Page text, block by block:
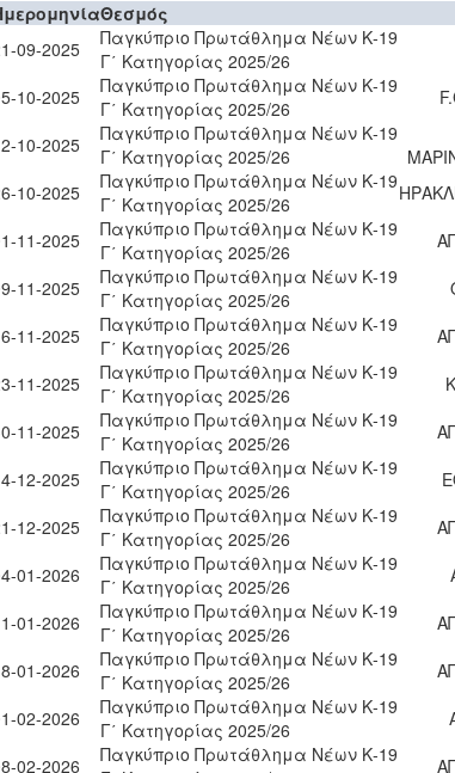
Θεσμός
09-2025
Παγκύπριο Πρωτάθλημα Νέων Κ-19
Γ΄ Κατηγορίας 2025/26
10-2025
Παγκύπριο Πρωτάθλημα Νέων Κ-19
Γ΄ Κατηγορίας 2025/26
10-2025
Παγκύπριο Πρωτάθλημα Νέων Κ-19
Γ΄ Κατηγορίας 2025/26
10-2025
Παγκύπριο Πρωτάθλημα Νέων Κ-19
Γ΄ Κατηγορίας 2025/26
11-2025
Παγκύπριο Πρωτάθλημα Νέων Κ-19
Γ΄ Κατηγορίας 2025/26
11-2025
Παγκύπριο Πρωτάθλημα Νέων Κ-19
Γ΄ Κατηγορίας 2025/26
11-2025
Παγκύπριο Πρωτάθλημα Νέων Κ-19
Γ΄ Κατηγορίας 2025/26
11-2025
Παγκύπριο Πρωτάθλημα Νέων Κ-19
Γ΄ Κατηγορίας 2025/26
11-2025
Παγκύπριο Πρωτάθλημα Νέων Κ-19
Γ΄ Κατηγορίας 2025/26
12-2025
Παγκύπριο Πρωτάθλημα Νέων Κ-19
Γ΄ Κατηγορίας 2025/26
12-2025
Παγκύπριο Πρωτάθλημα Νέων Κ-19
Γ΄ Κατηγορίας 2025/26
01-2026
Παγκύπριο Πρωτάθλημα Νέων Κ-19
Γ΄ Κατηγορίας 2025/26
01-2026
Παγκύπριο Πρωτάθλημα Νέων Κ-19
Γ΄ Κατηγορίας 2025/26
01-2026
Παγκύπριο Πρωτάθλημα Νέων Κ-19
Γ΄ Κατηγορίας 2025/26
02-2026
Παγκύπριο Πρωτάθλημα Νέων Κ-19
Γ΄ Κατηγορίας 2025/26
02-2026
Παγκύπριο Πρωτάθλημα Νέων Κ-19